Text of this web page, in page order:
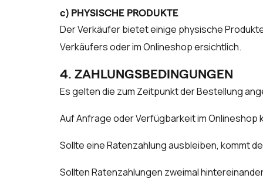
c) PHYSISCHE PRODUKTE
Der Verkäufer bietet einige physische
Verkäufers oder im Onlineshop ersichtlich.
4. ZAHLUNGSBEDINGUNGEN
Es gelten die zum Zeitpunkt der Bestellung
Auf Anfrage oder Verfügbarkeit im
Sollte eine Ratenzahlung ausbleiben, kommt
Sollten Ratenzahlungen zweimal